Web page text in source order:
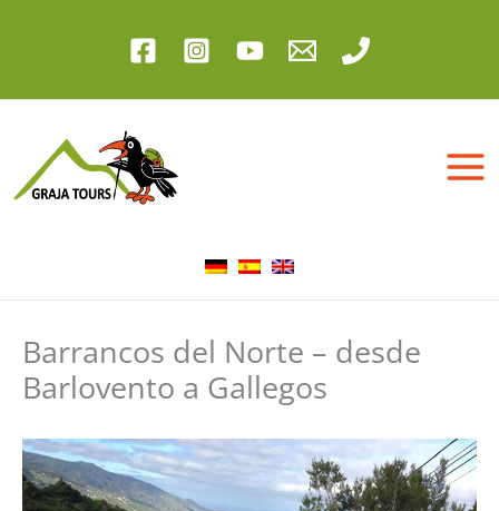
Barrancos del Norte – desde
Barlovento a Gallegos